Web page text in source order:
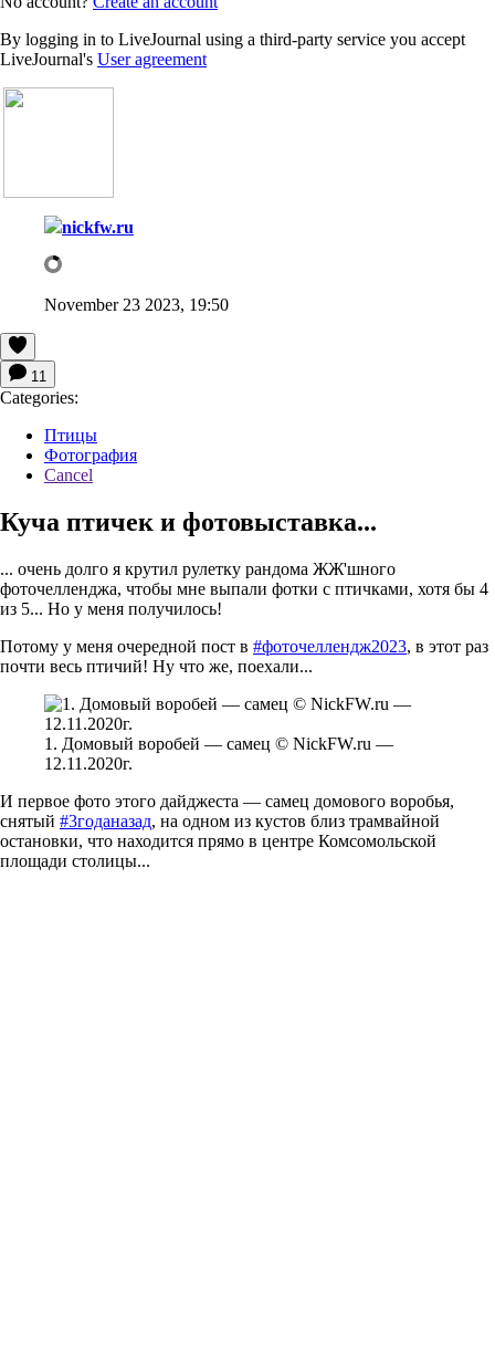
By logging in to LiveJournal using a third-party service you accept
LiveJournal's User agreement
nickfw.ru
November 23 2023, 19:50
11
Categories:
Птицы
Фотография
Cancel
Куча птичек и фотовыставка...
... очень долго я крутил рулетку рандома ЖЖ'шного
фоточелленджа, чтобы мне выпали фотки с птичками, хотя бы 4
из 5... Но у меня получилось!
Потому у меня очередной пост в #фоточеллендж2023, в этот раз
почти весь птичий! Ну что же, поехали...
1. Домовый воробей — самец © NickFW.ru —
12.11.2020г.
И первое фото этого дайджеста — самец домового воробья,
снятый #3годаназад, на одном из кустов близ трамвайной
остановки, что находится прямо в центре Комсомольской
площади столицы...